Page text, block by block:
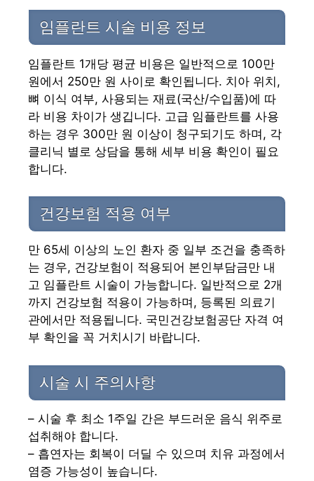
임플란트 시술 비용 정보
임플란트 1개당 평균 비용은 일반적으로 100만
원에서 250만 원 사이로 확인됩니다. 치아 위치,
뼈 이식 여부, 사용되는 재료(국산/수입품)에 따
라 비용 차이가 생깁니다. 고급 임플란트를 사용
하는 경우 300만 원 이상이 청구되기도 하며, 각
클리닉 별로 상담을 통해 세부 비용 확인이 필요
합니다.
건강보험 적용 여부
만 65세 이상의 노인 환자 중 일부 조건을 충족하
는 경우, 건강보험이 적용되어 본인부담금만 내
고 임플란트 시술이 가능합니다. 일반적으로 2개
까지 건강보험 적용이 가능하며, 등록된 의료기
관에서만 적용됩니다. 국민건강보험공단 자격 여
부 확인을 꼭 거치시기 바랍니다.
시술 시 주의사항
– 시술 후 최소 1주일 간은 부드러운 음식 위주로
섭취해야 합니다.
– 흡연자는 회복이 더딜 수 있으며 치유 과정에서
염증 가능성이 높습니다.